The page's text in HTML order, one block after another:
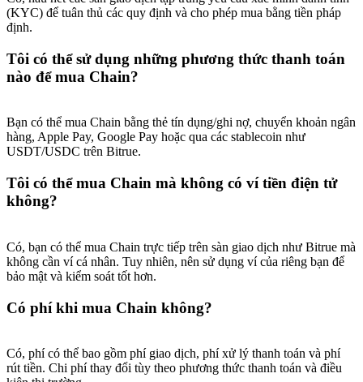
(KYC) để tuân thủ các quy định và cho phép mua bằng tiền pháp
định.
Tôi có thể sử dụng những phương thức thanh toán
nào để mua Chain?
Bạn có thể mua Chain bằng thẻ tín dụng/ghi nợ, chuyển khoản ngân
hàng, Apple Pay, Google Pay hoặc qua các stablecoin như
USDT/USDC trên Bitrue.
Tôi có thể mua Chain mà không có ví tiền điện tử
không?
Có, bạn có thể mua Chain trực tiếp trên sàn giao dịch như Bitrue mà
không cần ví cá nhân. Tuy nhiên, nên sử dụng ví của riêng bạn để
bảo mật và kiểm soát tốt hơn.
Có phí khi mua Chain không?
Có, phí có thể bao gồm phí giao dịch, phí xử lý thanh toán và phí
rút tiền. Chi phí thay đổi tùy theo phương thức thanh toán và điều